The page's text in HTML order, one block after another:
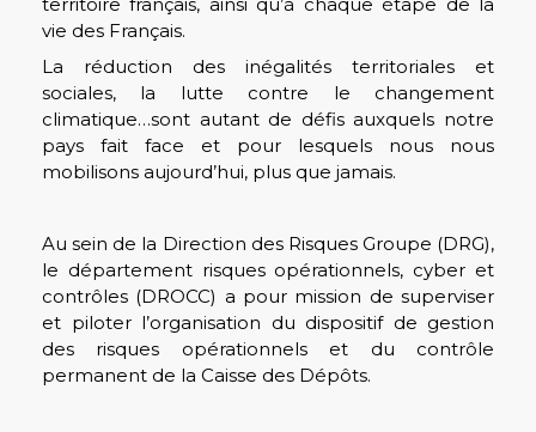
vie des Français.
La réduction des inégalités territoriales et
sociales, la lutte contre le changement
climatique…sont autant de défis auxquels notre
pays fait face et pour lesquels nous nous
mobilisons aujourd’hui, plus que jamais.
Au sein de la Direction des Risques Groupe (DRG),
le département risques opérationnels, cyber et
contrôles (DROCC) a pour mission de superviser
et piloter l’organisation du dispositif de gestion
des risques opérationnels et du contrôle
permanent de la Caisse des Dépôts.